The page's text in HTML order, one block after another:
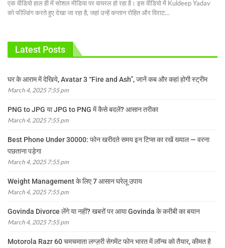
एक वीडियो हाल ही में सोशल मीडिया पर वायरल हो रहा है। इस वीडियो में Kuldeep Yadav
को फील्डिंग करते हुए देखा जा रहा है, जहां उन्हें कप्तान रोहित और विराट…
Latest Posts
घर के आराम में देखिये, Avatar 3 “Fire and Ash”, जानें कब और कहां होगी स्ट्रीम
March 4, 2025 7:55 pm
PNG to JPG या JPG to PNG में कैसे बदलें? आसान तरीका
March 4, 2025 7:55 pm
Best Phone Under 30000: फोन खरीदते समय इन टिप्स का रखें ख्याल — वरना
पछताना पड़ेगा
March 4, 2025 7:55 pm
Weight Management के लिए 7 आसान घरेलू उपाय
March 4, 2025 7:55 pm
Govinda Divorce लेंगे या नहीं? खबरों पर आया Govinda के करीबी का बयान
March 4, 2025 7:55 pm
Motorola Razr 60 चमचमाता लग्ज़री सेगमेंट फोन भारत में लॉन्च को तैयार, कीमत है